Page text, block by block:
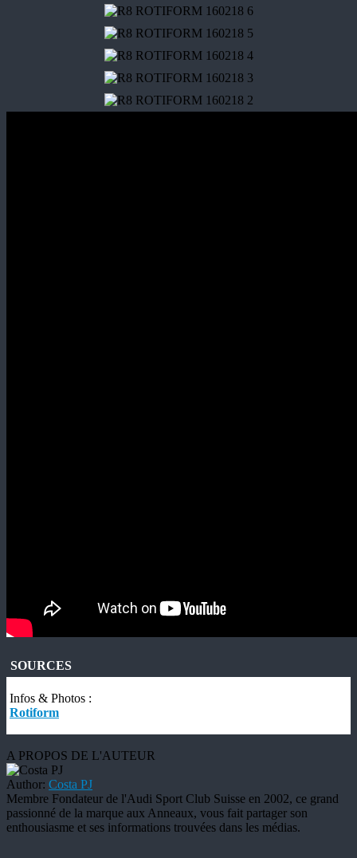
SOURCES
Infos & Photos :
Rotiform
A PROPOS DE L'AUTEUR
Author: Costa PJ
Membre Fondateur de l'Audi Sport Club Suisse en 2002, ce grand
passionné de la marque aux Anneaux, vous fait partager son
enthousiasme et ses informations trouvées dans les médias.